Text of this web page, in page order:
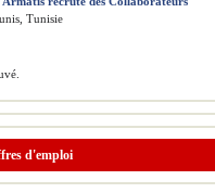
Tunisie
d'emploi